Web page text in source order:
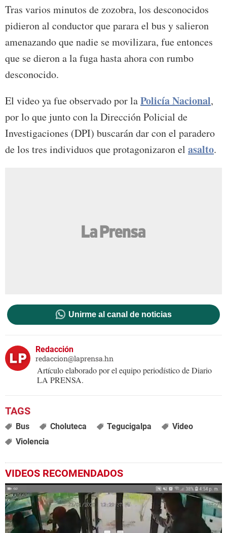
Tras varios minutos de zozobra, los desconocidos
pidieron al conductor que parara el bus y salieron
amenazando que nadie se movilizara, fue entonces
que se dieron a la fuga hasta ahora con rumbo
desconocido.
El video ya fue observado por laPolicía Nacional,
por lo que junto con la Dirección Policial de
Investigaciones (DPI) buscarán dar con el paradero
de los tres individuos que protagonizaron el asalto.
Unirme al canal de noticias
Redacción
redaccion@laprensa.hn
Artículo elaborado por el equipo periodístico de Diario
LA PRENSA.
Bus Choluteca Tegucigalpa
Video
Violencia
VIDEOS RECOMENDADOS